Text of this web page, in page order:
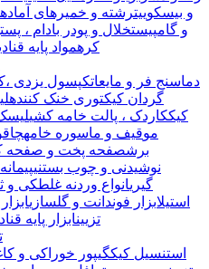
و بیسکوییترشته و خمیرهای آماده
و گامپیستخلال و پودر بادام ،
کرهمواد پایه
دماسنج فر و مایعاتکپسول یزدی
گردان کیکتوری خنک کننده
کیککاردک ، پالت خامه کشی
موقیف و ماسوره خامه
برشصفحه پخت و صفحه
نوشیدنی و چوب بستنی
گیریانواع وردنه غلطکی و
استیلابزار فوندانت و گلسازی
تزیینابزار پایه
استنسیل کیکگیپور خوراکی و